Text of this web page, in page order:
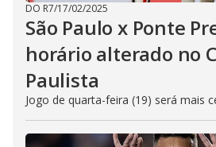
DO R7/17/02/2025
São Paulo x Ponte
horário alterado no
Paulista
Jogo de quarta-feira (19) será mais